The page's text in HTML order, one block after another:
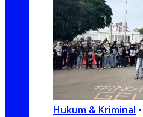
Hukum & Kriminal •